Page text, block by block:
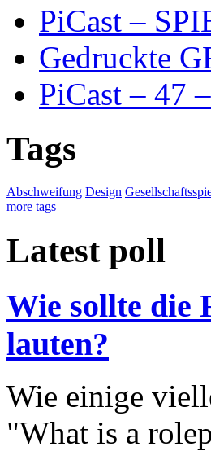
PiCast –
Gedruckte
PiCast – 47
Tags
Abschweifung Design
more tags
Latest poll
Wie sollte die
lauten?
Wie einige
"What is a